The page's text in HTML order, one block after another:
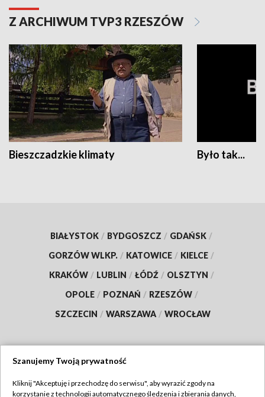
Z ARCHIWUM TVP3 RZESZÓW
Bieszczadzkie klimaty Było tak...
BIAŁYSTOK / BYDGOSZCZ / GDAŃSK /
GORZÓW WLKP. / KATOWICE / KIELCE /
KRAKÓW / LUBLIN / ŁÓDŹ / OLSZTYN /
OPOLE / POZNAŃ / RZESZÓW /
SZCZECIN / WARSZAWA / WROCŁAW
Szanujemy Twoją prywatność
Kliknij "Akceptuję i przechodzę do serwisu", aby wyrazić zgody na
korzystanie z technologii automatycznego śledzenia i zbierania danych,